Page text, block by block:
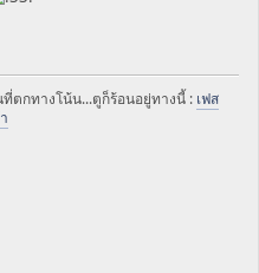
ที่ตกทางโน้น...ตูก็ร้อนอยู่ทางนี้ : เฟส